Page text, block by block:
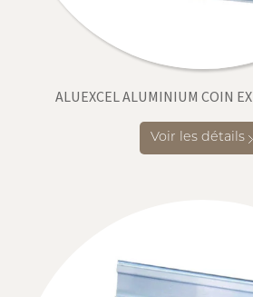
ALUEXCEL ALUMINIUM COIN
Voir les détails